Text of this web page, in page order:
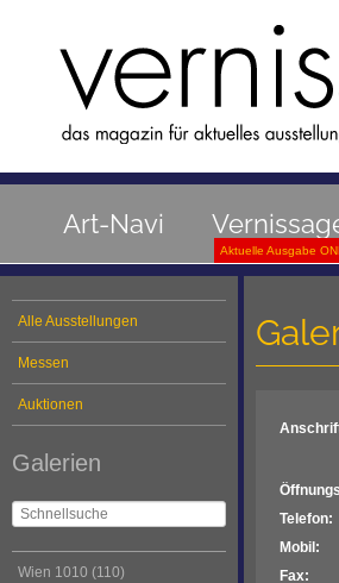
Art-Navi
Aktuelle Ausgabe
Alle Ausstellungen
Messen
Auktionen
Galerien
Wien 1010 (110)
Telefon:
Mobil:
Fax: